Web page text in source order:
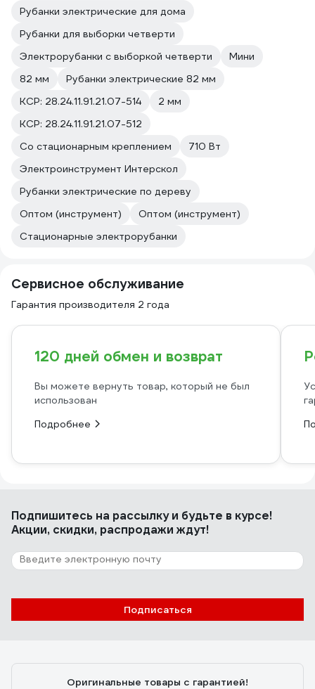
Рубанки электрические для дома
Рубанки для выборки четверти
Электрорубанки с выборкой четверти
Мини
82 мм
Рубанки электрические 82 мм
КСР: 28.24.11.91.21.07-514
2 мм
КСР: 28.24.11.91.21.07-512
Со стационарным креплением
710 Вт
Электроинструмент Интерскол
Рубанки электрические по дереву
Оптом (инструмент)
Оптом (инструмент)
Стационарные электрорубанки
Сервисное обслуживание
Гарантия производителя 2 года
120 дней обмен и возврат
Вы можете вернуть товар, который не был
использован
Подробнее
Подпишитесь на рассылкуи будьте в курсе!
Акции, скидки, распродажи ждут!
Подписаться
Оригинальные товары с гарантией!